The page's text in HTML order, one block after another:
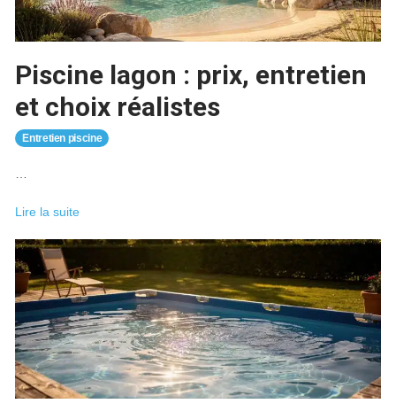
spa
et
la
?
Piscine lagon : prix, entretien
et choix réalistes
Entretien piscine
Piscine
:
prix,
entretien
et
choix
réalistes
Lire la suite